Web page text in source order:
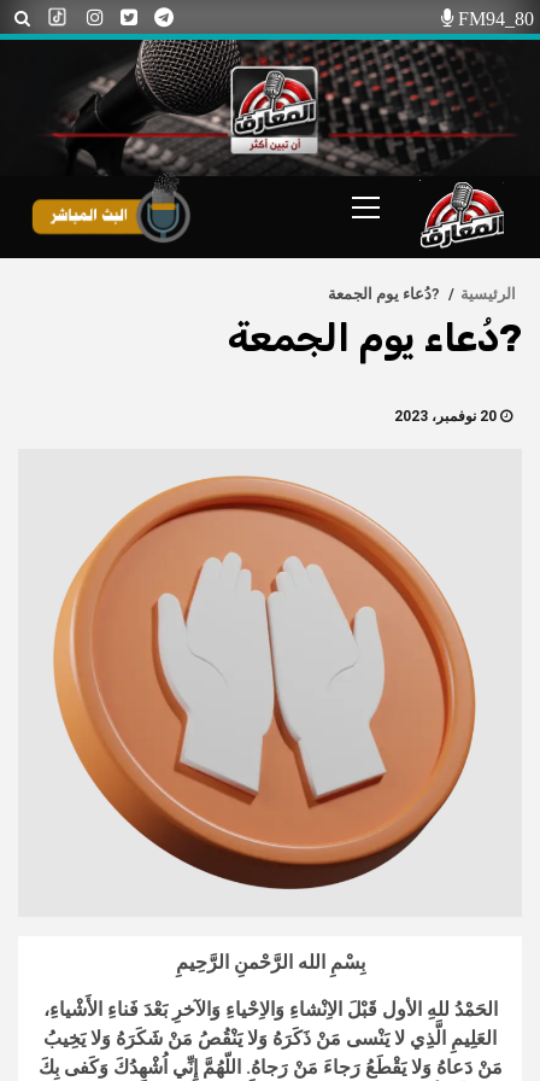
Skip
to
content
FM94_80
Menu
الرئيسية ?دُعاء يوم الجمعة
?دُعاء يوم الجمعة
بِسْمِ الله الرَّحْمنِ الرَّحِيمِ
الحَمْدُ للهِ الأول قَبْلَ الاِنْشاءِ وَالاِحْياءِ وَالآخرِ بَعْدَ فَناءِ الأَشْياءِ،
العَلِيمِ الَّذِي لا يَنْسى مَنْ ذَكَرَهُ وَلا يَنْقُصُ مَنْ شَكَرَهُ وَلا يَخِيبُ
مَنْ دَعاهُ وَلا يَقْطَعُ رَجاءَ مَنْ رَجاهُ. اللّهُمَّ إِنِّي اُشْهِدُكَ وَكَفى بِكَ